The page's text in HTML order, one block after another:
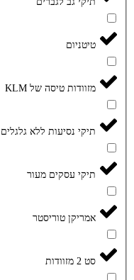
טיטניום
מזוודות טיסה של KLM
תיקי נסיעות ללא גלגלים
תיקי עסקים מעור
אמריקן טוריסטר
סט 2 מזוודות